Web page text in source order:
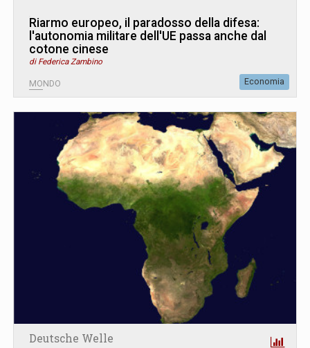
Riarmo europeo, il paradosso della difesa:
l'autonomia militare dell'UE passa anche dal
cotone cinese
di Federica Zambino
MONDO Economia
Deutsche Welle